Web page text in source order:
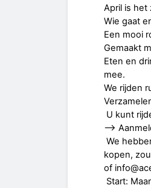
April is het
Wie gaat
Een mooi
Gemaakt
Eten en
mee.
We rijden
U kunt
-->
We
kopen,
of
Start: